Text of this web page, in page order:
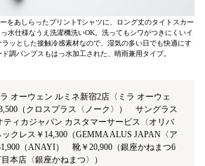
をあしらったプリントTシャツに、ロング丈のタイトスカー
水仕様なうえ洗濯機洗いOK。洗ってもシワがつきにくいイ
ッとした接触冷感素材なので、湿気の多い日でも快適にす
調パンプスもはっ水加工された、晴雨兼用タイプ。
オーウェン ルミネ新宿2店〈ミラ オーウェ
（クロスプラス〈ノーク〉） サングラス
ティカジャパン カスタマーサービス〈オリバ
クレス￥14,300（GEMMA ALUS JAPAN〈ア
（ANAYI） 靴￥20,900（銀座かねまつ6
本店〈銀座かねまつ〉）